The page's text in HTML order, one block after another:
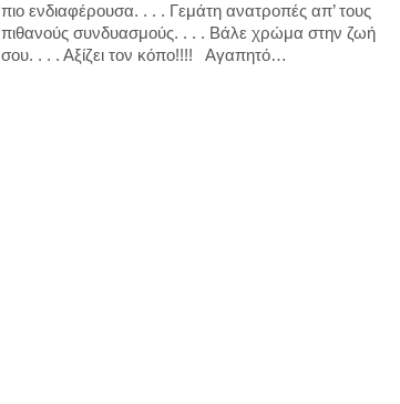
πιο ενδιαφέρουσα. . . . Γεμάτη ανατροπές απ’ τους
πιθανούς συνδυασμούς. . . . Βάλε χρώμα στην ζωή
σου. . . . Αξίζει τον κόπο!!!! Αγαπητό…